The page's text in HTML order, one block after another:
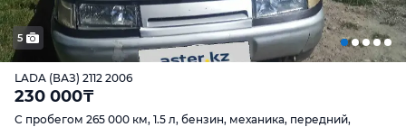
5
LADA (ВАЗ) 2112 2006
230 000₸
С пробегом 265 000 км, 1.5 л, бензин, механика, передний,